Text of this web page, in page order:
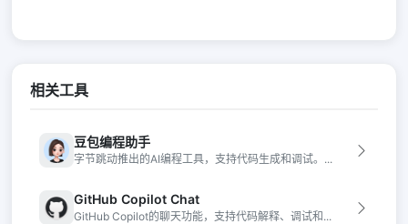
相关工具
豆包编程助手
字节跳动推出的AI编程工具，支持代码生成和调试。...
GitHub Copilot Chat
GitHub Copilot的聊天功能，支持代码解释、调试和...